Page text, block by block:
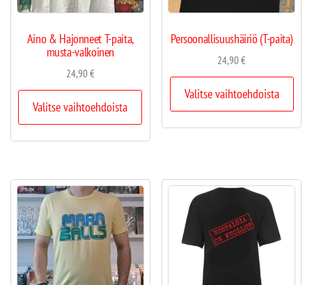
Aino & Hajonneet T-paita,
musta-valkoinen
24,90€
Valitse vaihtoehdoista
Persoonallisuushäiriö (T-paita)
24,90€
Valitse vaihtoehdoista